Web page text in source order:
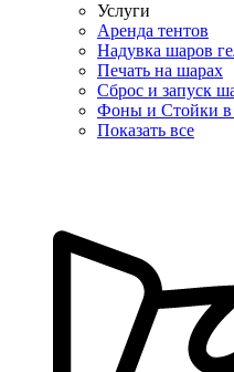
Услуги
Аренда тентов
Надувка шаров
Печать на шарах
Сброс и запуск
Фоны и Стойки в
Показать все